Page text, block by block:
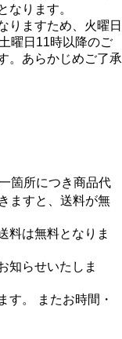
なります。
りますため、火曜日
曜日11時以降のご
。あらかじめご了承
箇所につき商品代
ますと、送料が無
料は無料となりま
知らせいたしま
す。 またお時間・